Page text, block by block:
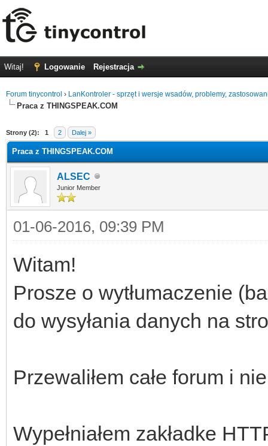
Witaj! Logowanie Rejestracja
Forum tinycontrol › LanKontroler - sprzęt i wersje wsadów, problemy,
Praca z THINGSPEAK.COM
Strony (2): 1 2 Dalej »
Praca z THINGSPEAK.COM
ALSEC
Junior Member
01-06-2016, 09:39 PM
Witam!
Prosze o wytłumaczenie
do wysyłania danych na
Przewaliłem całe forum i
Wypełniałem zakładke